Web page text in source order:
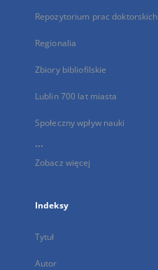
Repozytorium prac doktorskich
Regionalia
Zbiory bibliofilskie
Lublin 700 lat miasta
Społeczny wpływ nauki
...
Zobacz więcej
Indeksy
Tytuł
Autor